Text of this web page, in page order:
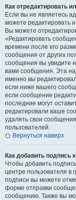
Как отредактировать
Если вы не являетесь
можете редактировать
Вы можете
«Редактировать
времени после его
сообщения от других
сообщения вы увидите
вами сообщения. Эта
именно вы
если ниже вашего
если сообщение
последние могут
редактировали ваше
удалять свои
пользователей.
Вернуться наверх
Как добавить подпись
Чтобы добавить
центре пользователя в
подписи вы можете
форме отправки
сообщению. Также вы